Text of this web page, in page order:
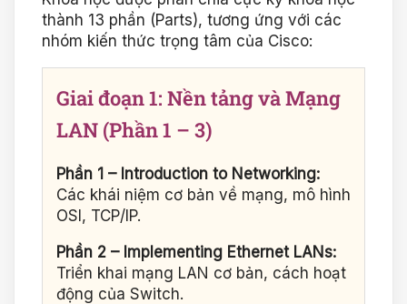
thành 13 phần (Parts), tương ứng với các
nhóm kiến thức trọng tâm của Cisco:
Giai đoạn 1: Nền tảng và Mạng
LAN (Phần 1 – 3)
Phần 1 – Introduction to Networking:
Các khái niệm cơ bản về mạng, mô hình
OSI, TCP/IP.
Phần 2 – Implementing Ethernet LANs:
Triển khai mạng LAN cơ bản, cách hoạt
động của Switch.